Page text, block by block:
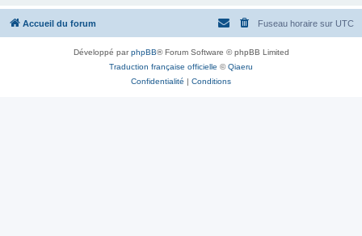
Accueil du forum Fuseau horaire sur UTC
Développé parphpBB® Forum Software © phpBB Limited
Traduction française officielle ©Qiaeru
Confidentialité | Conditions